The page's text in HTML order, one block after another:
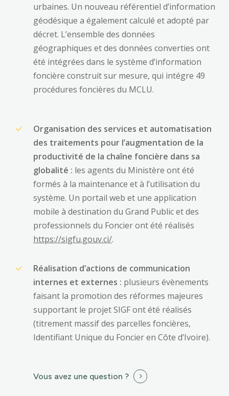
urbaines. Un nouveau référentiel d’information
géodésique a également calculé et adopté par
décret. L’ensemble des données
géographiques et des données converties ont
été intégrées dans le système d’information
foncière construit sur mesure, qui intégre 49
procédures foncières du MCLU.
Organisation des services et automatisation
des traitements pour l’augmentation de la
productivité de la chaîne foncière dans sa
globalité : les agents du Ministère ont été
formés à la maintenance et à l’utilisation du
système. Un portail web et une application
mobile à destination du Grand Public et des
professionnels du Foncier ont été réalisés
https://sigfu.gouv.ci/.
Réalisation d’actions de communication
internes et externes : plusieurs évènements
faisant la promotion des réformes majeures
supportant le projet SIGF ont été réalisés
(titrement massif des parcelles foncières,
Identifiant Unique du Foncier en Côte d’Ivoire).
Vous avez une question ?
Identité